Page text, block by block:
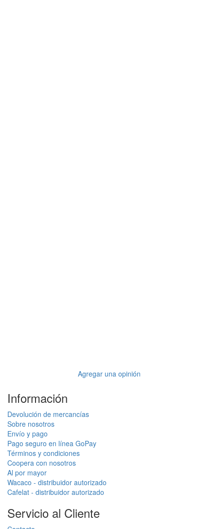
Agregar una opinión
Información
Devolución de mercancías
Sobre nosotros
Envío y pago
Pago seguro en línea GoPay
Términos y condiciones
Coopera con nosotros
Al por mayor
Wacaco - distribuidor autorizado
Cafelat - distribuidor autorizado
Servicio al Cliente